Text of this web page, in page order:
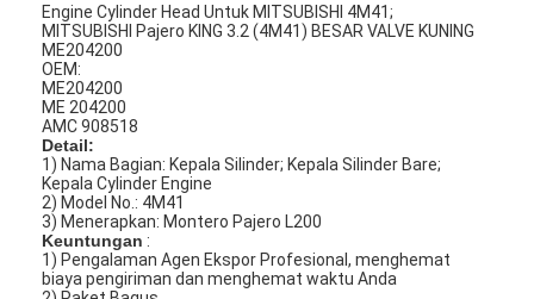
Engine Cylinder Head Untuk MITSUBISHI 4M41;
MITSUBISHI Pajero KING 3.2 (4M41) BESAR VALVE KUNING
ME204200
OEM:
ME204200
ME 204200
AMC 908518
Detail:
1) Nama Bagian: Kepala Silinder; Kepala Silinder Bare;
Kepala Cylinder Engine
2) Model No.: 4M41
3) Menerapkan: Montero Pajero L200
Keuntungan :
1) Pengalaman Agen Ekspor Profesional, menghemat
biaya pengiriman dan menghemat waktu Anda